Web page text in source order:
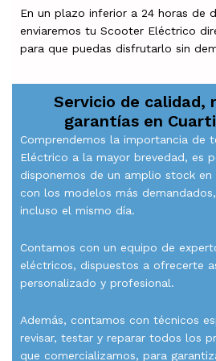
En un plazo inferior a 24 horas de
enviaremos tu Scooter Eléctrico
para que puedas disfrutarlo sin
Servicio de calidad,
garantías en
Comprendemos la importancia de
Eléctrico a la mayor brevedad, es
disponemos de un amplio stock en
con los modelos más
incluso el mismo día.
Contamos con un equipo de
eléctricos, dispuestos a ofrecerte
personalizado y profesional.
Además, contamos con técnicos
revisar, testar y reparar todos los
que comercializamos, para